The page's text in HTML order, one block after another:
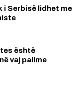
i Serbisë lidhet me
është
vaj pallme